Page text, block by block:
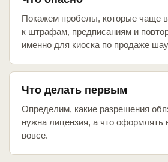
Покажем пробелы, которые чаще
к штрафам, предписаниям и
именно для киоска по продаже
Что делать первым
Определим, какие разрешения
нужна лицензия, а что оформлять
вовсе.